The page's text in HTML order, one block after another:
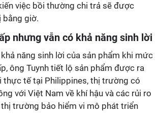
việc bồi thường chi trả sẽ được
bằng giờ.
nhưng vẫn có khả năng sinh lời
năng sinh lời của sản phẩm khi mức
ông Tuynh tiết lộ sản phẩm được ra
thực tế tại Philippines, thị trường có
với Việt Nam về khí hậu và các rủi ro
trường bảo hiểm vi mô phát triển